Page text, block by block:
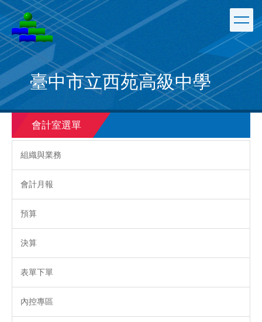
跳
到
主
要
內
容
區
臺中市立西苑高級中學
會計室選單
組織與業務
會計月報
預算
決算
表單下單
內控專區